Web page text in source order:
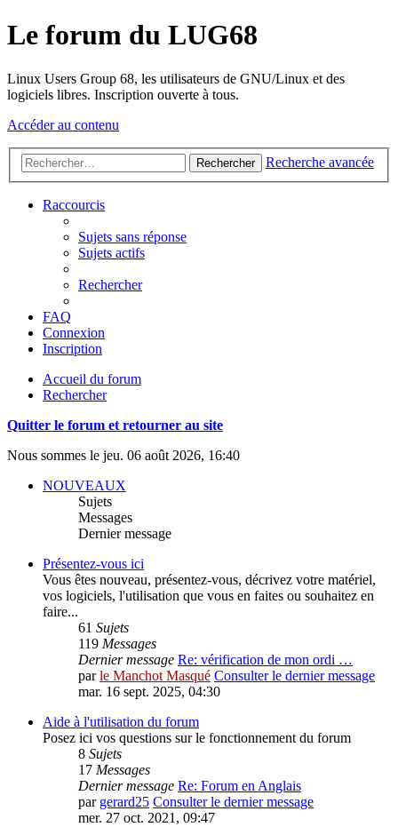
Le forum du LUG68
Linux Users Group 68, les utilisateurs de GNU/Linux et des
logiciels libres. Inscription ouverte à tous.
Accéder au contenu
Rechercher Recherche avancée
Raccourcis
Sujets sans réponse
Sujets actifs
Rechercher
FAQ
Connexion
Inscription
Accueil du forum
Rechercher
Quitter le forum et retourner au site
Nous sommes le jeu. 06 août 2026, 16:40
NOUVEAUX
Sujets
Messages
Dernier message
Présentez-vous ici
Vous êtes nouveau, présentez-vous, décrivez votre matériel,
vos logiciels, l'utilisation que vous en faites ou souhaitez en
faire...
61 Sujets
119 Messages
Dernier message Re: vérification de mon ordi …
parle Manchot Masqué Consulter le dernier message
mar. 16 sept. 2025, 04:30
Aide à l'utilisation du forum
Posez ici vos questions sur le fonctionnement du forum
8 Sujets
17 Messages
Dernier message Re: Forum en Anglais
par gerard25 Consulter le dernier message
mer. 27 oct. 2021, 09:47